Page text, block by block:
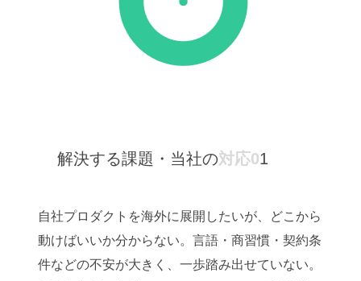
解決する課題・当社の対応01
自社プロダクトを海外に展開したいが、どこから
動けばいいか分からない。言語・商習慣・契約条
件などの不安が大きく、一歩踏み出せていない。